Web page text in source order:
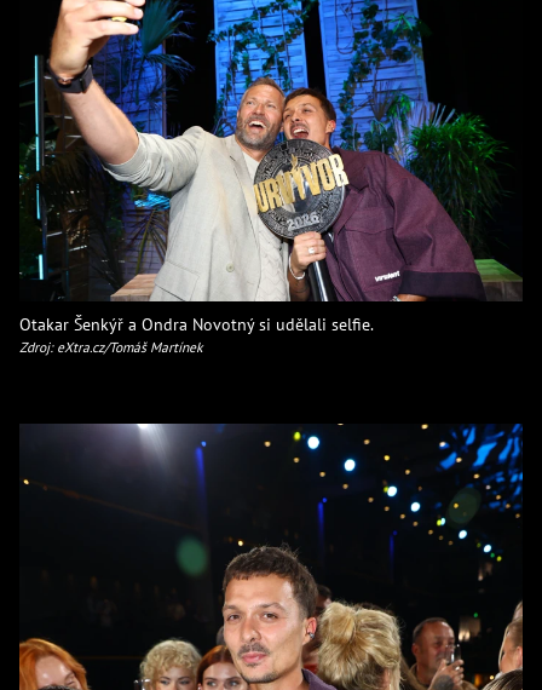
Otakar Šenkýř a Ondra Novotný si udělali selfie.
Zdroj: eXtra.cz/Tomáš Martínek